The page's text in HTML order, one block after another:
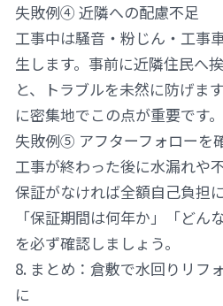
失敗例④ 近隣への配慮不足
工事中は騒音・粉じん・工事
生します。事前に近隣住民へ
と、トラブルを未然に防げま
に密集地でこの点が重要です。
失敗例⑤ アフターフォローを
工事が終わった後に水漏れや
保証がなければ全額自己負担
「保証期間は何年か」「どん
を必ず確認しましょう。
8. まとめ：倉敷で水回りリフ
に